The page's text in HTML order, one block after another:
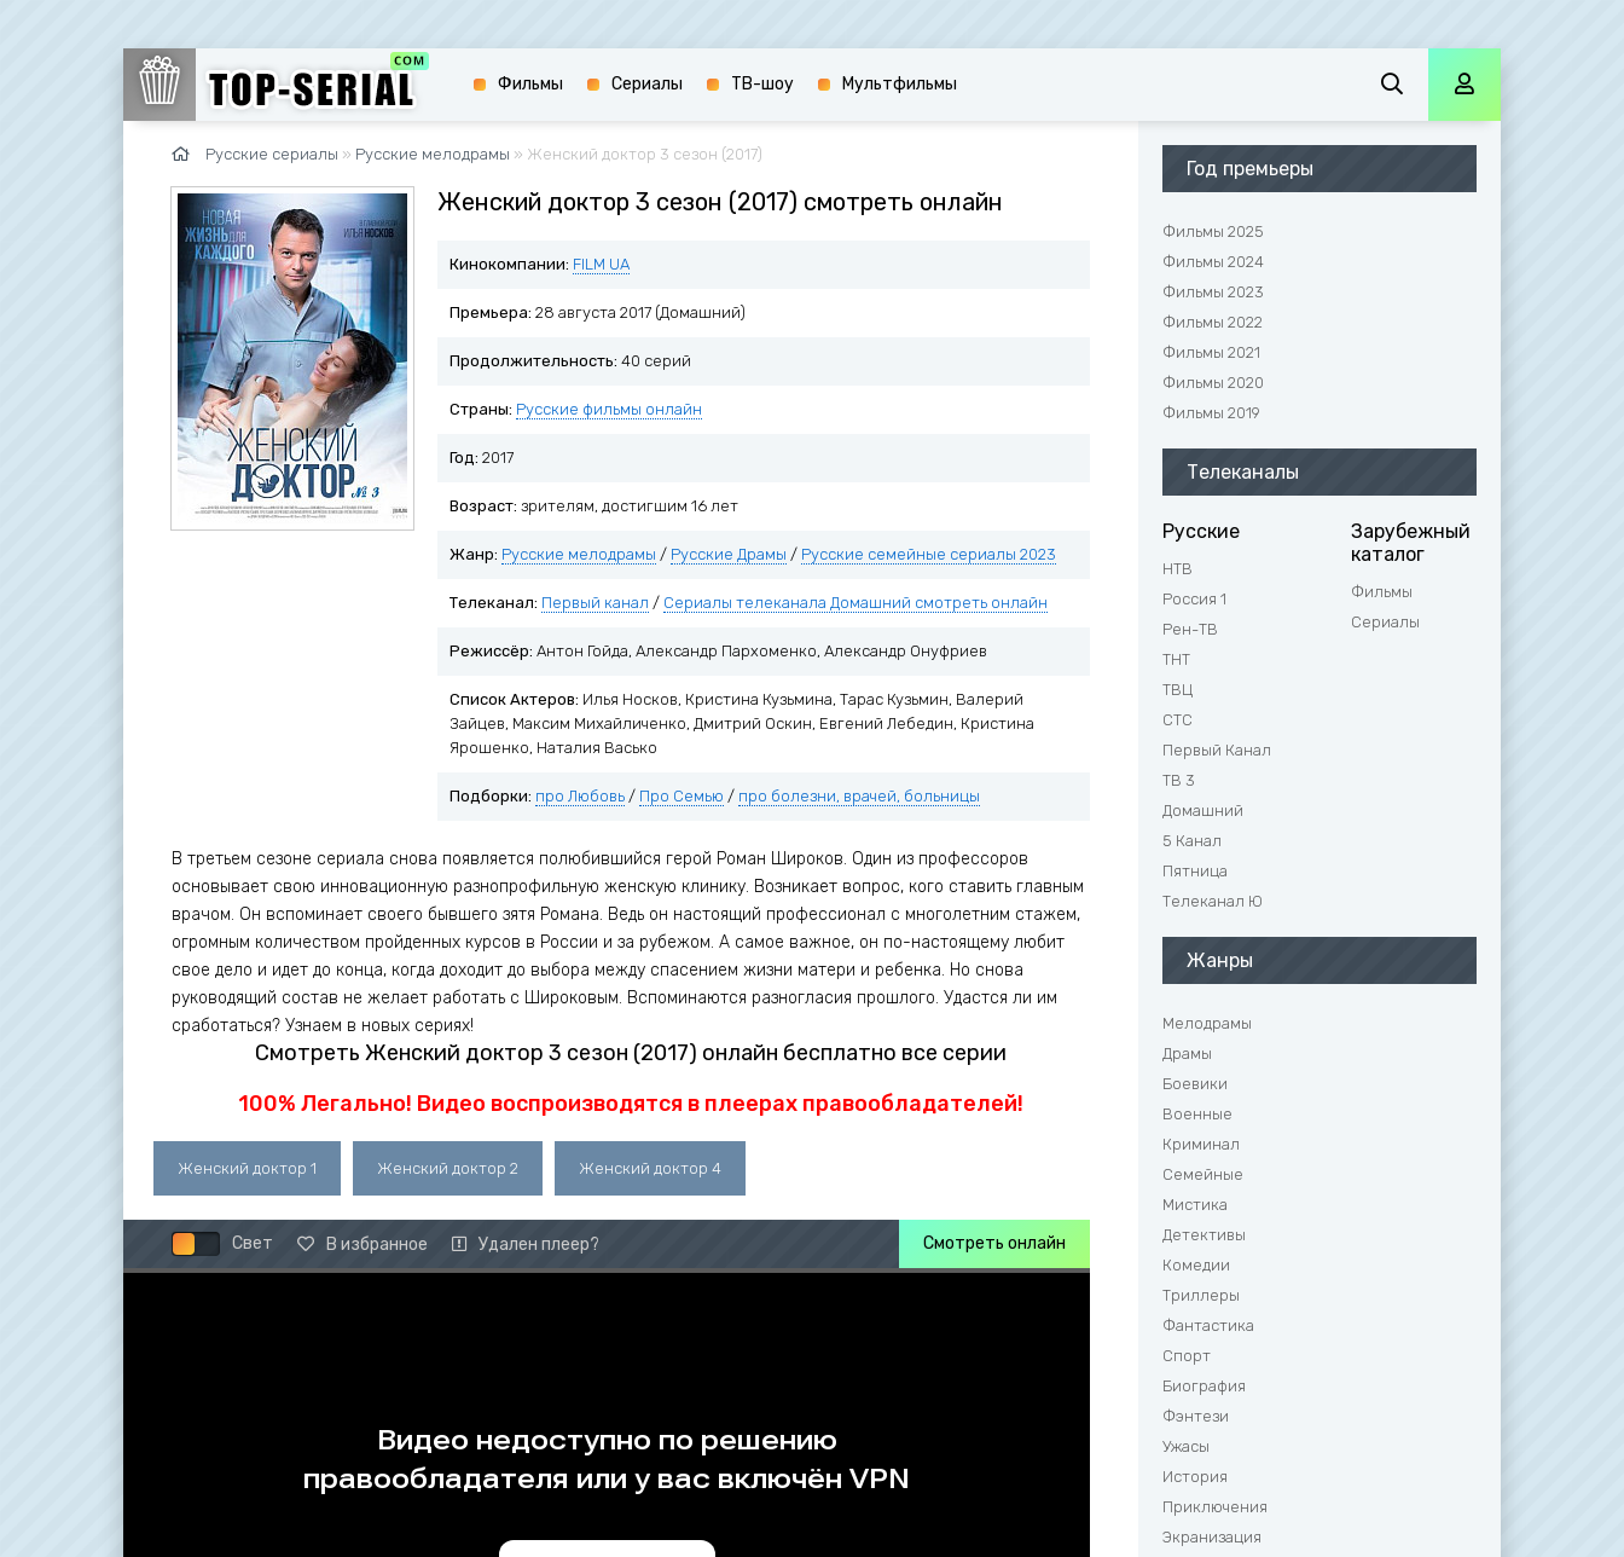
Русские сериалы » Русские мелодрамы » Женский доктор 3 сезон (2017)
Женский доктор 3 сезон (2017) смотреть онлайн
Кинокомпании: FILM UA
Премьера: 28 августа 2017 (Домашний)
Продолжительность: 40 серий
Страны: Русские фильмы онлайн
Год: 2017
Возраст: зрителям, достигшим 16 лет
Жанр: Русские мелодрамы / Русские Драмы / Русские семейные сериалы 2023
Телеканал: Первый канал / Сериалы телеканала Домашний смотреть онлайн
Режиссёр: Антон Гойда, Александр Пархоменко, Александр Онуфриев
Список Актеров: Илья Носков, Кристина Кузьмина, Тарас Кузьмин, Валерий
Зайцев, Максим Михайличенко, Дмитрий Оскин, Евгений Лебедин, Кристина
Ярошенко, Наталия Васько
Подборки: про Любовь / Про Семью / про болезни, врачей, больницы
В третьем сезоне сериала снова появляется полюбившийся герой Роман Широков. Один из профессоров
основывает свою инновационную разнопрофильную женскую клинику. Возникает вопрос, кого ставить главным
врачом. Он вспоминает своего бывшего зятя Романа. Ведь он настоящий профессионал с многолетним стажем,
огромным количеством пройденных курсов в России и за рубежом. А самое важное, он по-настоящему любит
свое дело и идет до конца, когда доходит до выбора между спасением жизни матери и ребенка. Но снова
руководящий состав не желает работать с Широковым. Вспоминаются разногласия прошлого. Удастся ли им
сработаться? Узнаем в новых сериях!
Смотреть Женский доктор 3 сезон (2017) онлайн бесплатно все серии
100% Легально! Видео воспроизводятся в плеерах правообладателей!
Женский доктор 1 Женский доктор 2 Женский доктор 4
Свет В избранное Удален плеер? Смотреть онлайн
Год премьеры
Фильмы 2025
Фильмы 2024
Фильмы 2023
Фильмы 2022
Фильмы 2021
Фильмы 2020
Фильмы 2019
Телеканалы
Русские
НТВ
Россия 1
Рен-ТВ
ТНТ
ТВЦ
СТС
Первый Канал
ТВ 3
Домашний
5 Канал
Пятница
Телеканал Ю
Зарубежный
каталог
Фильмы
Сериалы
Жанры
Мелодрамы
Драмы
Боевики
Военные
Криминал
Семейные
Мистика
Детективы
Комедии
Триллеры
Фантастика
Спорт
Биография
Фэнтези
Ужасы
История
Приключения
Экранизация
Фильмы Сериалы ТВ-шоу Мультфильмы